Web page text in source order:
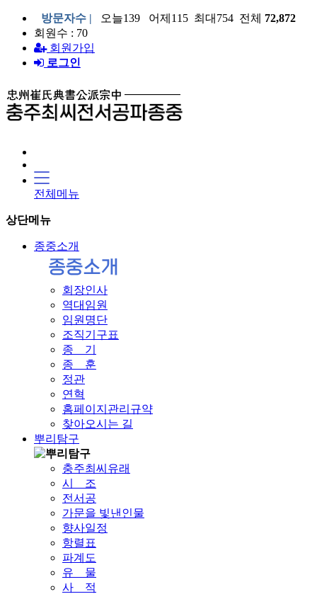
방문자수 | 오늘139 어제115 최대754 전체 72,872
회원수 : 70
회원가입
로그인
전체메뉴
상단메뉴
종중소개
회장인사
역대임원
임원명단
조직기구표
종 기
종 훈
정관
연혁
홈페이지관리규약
찾아오시는 길
뿌리탐구
충주최씨유래
시 조
전서공
가문을 빛낸인물
향사일정
항렬표
파계도
유 물
사 적